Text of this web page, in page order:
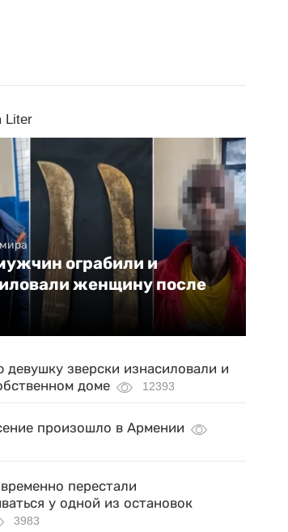
Liter
ограбили и
женщину после
девушку зверски изнасиловали и
доме
12393
произошло в Армении
перестали
у одной из остановок
3983